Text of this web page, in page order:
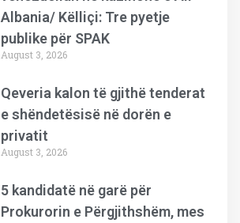
Albania/ Këlliçi: Tre pyetje
publike për SPAK
August 3, 2026
Qeveria kalon të gjithë tenderat
e shëndetësisë në dorën e
privatit
August 3, 2026
5 kandidatë në garë për
Prokurorin e Përgjithshëm, mes